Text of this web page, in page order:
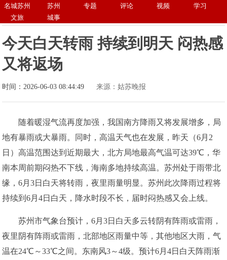
名城苏州 苏州 专题 评论 视频
学习
文旅
城事
今天白天转雨 持续到明天 闷热感
又将返场
时间：2026-06-03 08:44:49 来源：姑苏晚报
随着暖湿气流再度加强，我国南方降雨又将发展增多，局
地有暴雨或大暴雨。同时，高温天气也在发展，昨天（6月2
日）高温范围达到近期最大，北方局地最高气温可达39℃，华
南本周前期闷热不下线，海南多地持续高温。苏州处于雨带北
缘，6月3日白天将转雨，夜里雨量明显。苏州此次降雨过程将
持续到6月4日白天，降水时段不长，届时闷热感又会上线。
苏州市气象台预计，6月3日白天多云转阴有阵雨或雷雨，
夜里阴有阵雨或雷雨，北部地区雨量中等，其他地区大雨，气
温在24℃～33℃之间。东南风3～4级。预计6月4日白天阵雨渐